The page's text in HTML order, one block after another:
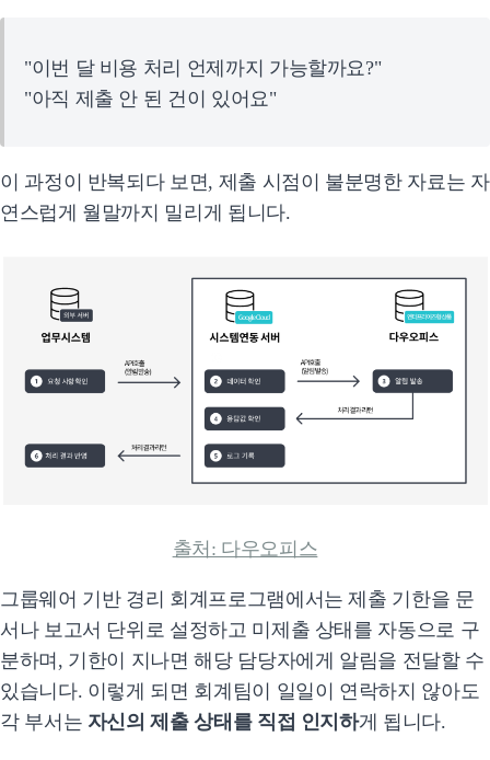
"이번 달 비용 처리 언제까지 가능할까요?"
"아직 제출 안 된 건이 있어요"
이 과정이 반복되다 보면, 제출 시점이 불분명한 자료는 자
연스럽게 월말까지 밀리게 됩니다.
출처: 다우오피스
그룹웨어 기반 경리 회계프로그램에서는 제출 기한을 문
서나 보고서 단위로 설정하고 미제출 상태를 자동으로 구
분하며, 기한이 지나면 해당 담당자에게 알림을 전달할 수
있습니다. 이렇게 되면 회계팀이 일일이 연락하지 않아도
각 부서는 자신의 제출 상태를 직접 인지하게 됩니다.